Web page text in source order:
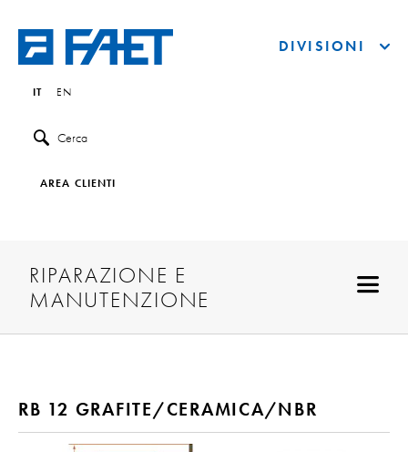
IT EN
Cerca
AREA CLIENTI
DIVISIONI
RIPARAZIONE E
MANUTENZIONE
RB 12 GRAFITE/CERAMICA/NBR